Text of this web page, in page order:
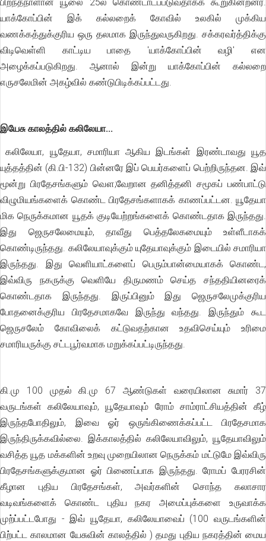
யாக்கோப்பின் இக் கல்லறைக் கோவில் உலகில் முக்கிய
வணக்கத்துக்குரிய ஒரு தலமாக இருந்துவருகிறது. சக்கரவர்த்திக்கு
விடிவெள்ளி காட்டிய பாதை 'யாக்கோப்பின் வழி' என
அழைக்கப்படுகிறது. ஆனால் இன்று யாக்கோப்பின் கல்லறை
எருசலேமின் அகழ்வில் கண்டுபிடிக்கப்பட்டது.
இயேசு காலத்தில் கலிலேயா...
கலிலேயா, யூதேயா, சமாரியா ஆகிய இடங்கள் இரண்டாவது யூத
யுத்தத்தின் (கி.பி-132) பின்னரே இப் பெயர்களைப் பெற்றிருந்தன. இவ்
மூன்று பிரதேசங்களும் வௌ;வேறான தனித்தனி சமூகப் பண்பாட்டு
விழுமியங்களைக் கொண்ட பிரதேசங்களாகக் காணப்பட்டன. யூதேயா
மிக நெருக்கமான யூதக் குடியேற்றங்களைக் கொண்டதாக இருந்தது.
இது ஜெருசலேமையும், தாவீது பெத்தலேகமையும் உள்ளீடாகக்
கொண்டிருந்தது. கலிலேயாவுக்கும் யுதேயாவுக்கும் இடையில் சமாரியா
இருந்தது. இது வெளியாட்களைப் பெரும்பான்மையாகக் கொண்ட,
இவ்விரு நகருக்கு வெளியே திருமணம் செய்த சந்ததியினரைக்
கொண்டதாக இருந்தது. இருப்பினும் இது ஜெருசலேமுக்குரிய
போதனைக்குரிய பிரதேசமாகவே இருந்து வந்தது. இருந்தும் கூட
ஜெருசலேம் கோவிலைக் கட்டுவதற்கான உதவிசெய்யும் உரிமை
சமாரியருக்கு சட்டபூர்வமாக மறுக்கப்பட்டிருந்தது.
கி.மு 100 முதல் கி.மு 67 ஆண்டுகள் வரையிலான சுமார் 37
வருடங்கள் கலிலேயாவும், யூதேயாவும் ரோம் சாம்ராட்சியத்தின் கீழ்
இருந்தபோதிலும், இவை ஓர் ஒருங்கிணைக்கப்பட்ட பிரதேசமாக
இருந்திருக்கவில்லை. இக்காலத்தில் கலிலேயாவிலும், யூதேயாவிலும்
வசித்த யூத மக்களின் உறவு முறையிலான நெருக்கம் மட்டுமே இவ்விரு
பிரதேசங்களுக்குமான ஓர் பிணைப்பாக இருந்தது. ரோமப் பேரரசின்
கீழான புதிய பிரதேசங்கள், அவர்களின் சொந்த கலாசார
வடிவங்களைக் கொண்ட புதிய நகர அமைப்புக்களை உருவாக்க
முற்ப்பட்டபோது - இவ் யூதேயா, கலிலேயாவைப் (100 வருடங்களின்
பிற்பட்ட காலமான யேசுவின் காலத்தில் ) தமது புதிய நகரத்தின் மைய